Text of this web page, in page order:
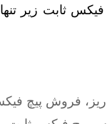
ثابت زیر